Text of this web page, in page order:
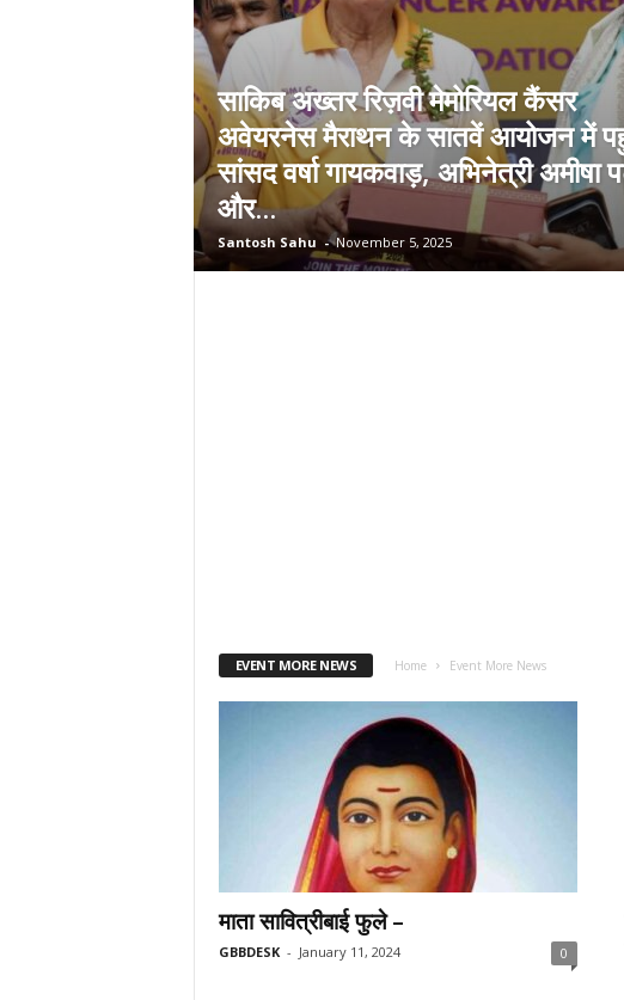
साकिब अख्तर रिज़वी मेमोरियल कैंसर
अवेयरनेस मैराथन के सातवें आयोजन में
सांसद वर्षा गायकवाड़, अभिनेत्री अमीषा
और...
Santosh Sahu - November 5, 2025
EVENT MORE NEWS Home Event More News
माता सावित्रीबाई फुले –
GBBDESK - January 11, 2024 0